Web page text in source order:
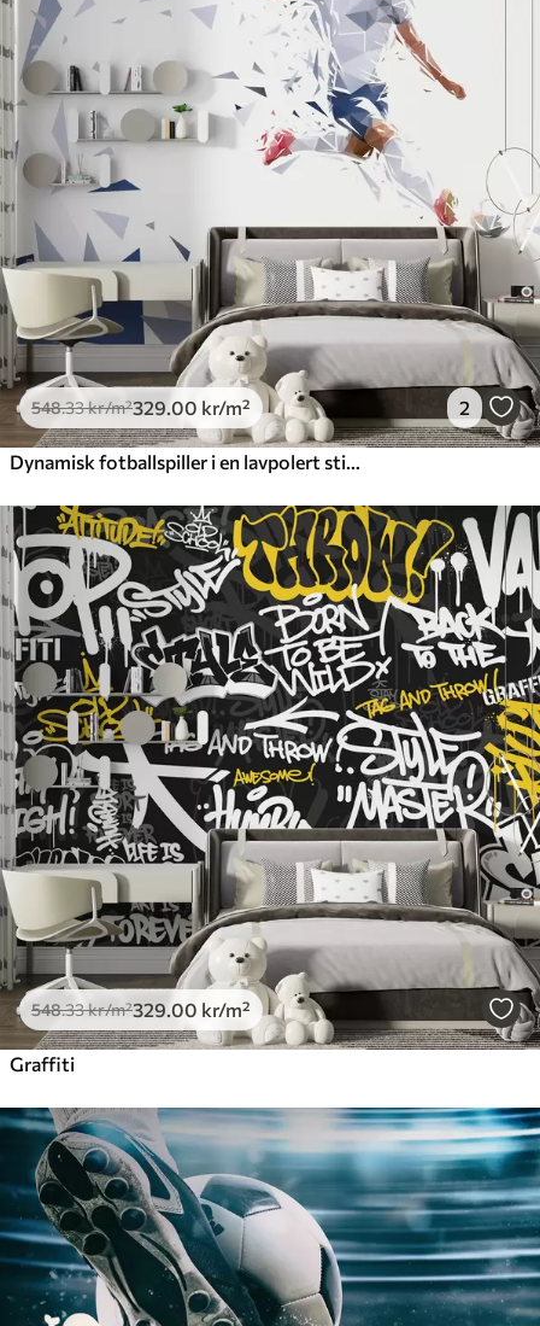
548.33kr/m²329 .00 kr/m² 2
548.33kr/m²329 .00 kr/m²
Graffiti